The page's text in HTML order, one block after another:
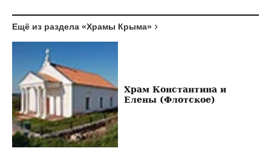
Ещё из раздела «Храмы Крыма»
Храм Константина и
Елены (Флотское)